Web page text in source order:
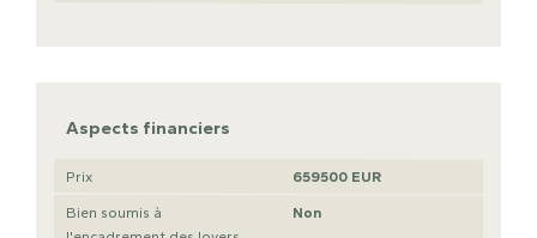
Aspects financiers
Prix 659500 EUR
Bien soumis à
Non